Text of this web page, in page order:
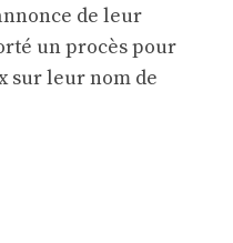
de leur
un procès pour
sur leur nom de